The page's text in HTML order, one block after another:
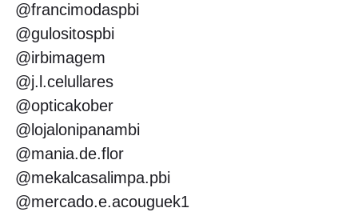
@francimodaspbi
@gulositospbi
@irbimagem
@j.l.celullares
@opticakober
@lojalonipanambi
@mania.de.flor
@mekalcasalimpa.pbi
@mercado.e.acouguek1